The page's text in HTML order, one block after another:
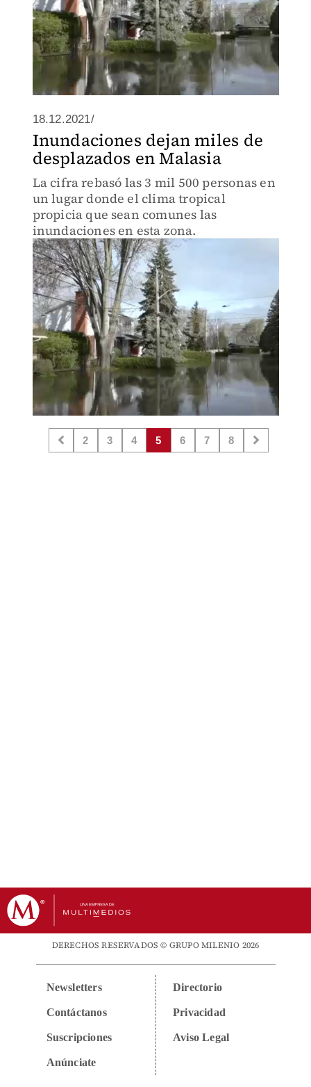
18.12.2021/
Inundaciones dejan miles de
desplazados en Malasia
La cifra rebasó las 3 mil 500 personas en
un lugar donde el clima tropical
propicia que sean comunes las
inundaciones en esta zona.
2 3 4 5 6 7 8
DERECHOS RESERVADOS © GRUPO MILENIO 2026
Newsletters
Contáctanos
Suscripciones
Anúnciate
Directorio
Privacidad
Aviso Legal